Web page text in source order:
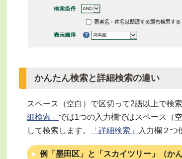
かんたん検索と詳細検索の違い
スペース（空白）で区切って2語以上で検
細検索」 では1つの入力欄ではスペース（
して検索します。
「詳細検索」 入力欄２つ
例「墨田区」と「スカイツリー」（か